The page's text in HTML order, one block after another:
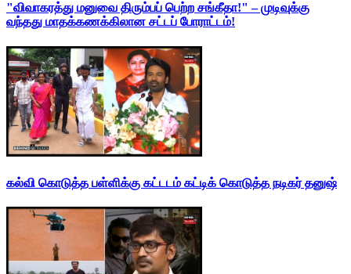
"விவாகரத்து மனுவை திரும்பப் பெற்ற சங்கீதா!" – முடிவுக்கு
வந்தது மாதக்கணக்கிலான சட்டப் போராட்டம்!
கல்வி கொடுத்த பள்ளிக்கு கட்டடம் கட்டிக் கொடுத்த நடிகர் தனுஷ்